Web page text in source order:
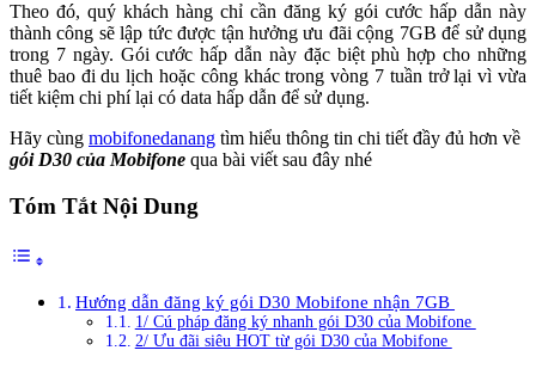
Theo đó, quý khách hàng chỉ cần đăng ký gói cước hấp dẫn này
thành công sẽ lập tức được tận hưởng ưu đãi cộng 7GB để sử dụng
trong 7 ngày. Gói cước hấp dẫn này đặc biệt phù hợp cho những
thuê bao đi du lịch hoặc công khác trong vòng 7 tuần trở lại vì vừa
tiết kiệm chi phí lại có data hấp dẫn để sử dụng.
Hãy cùng mobifonedanang tìm hiểu thông tin chi tiết đầy đủ hơn về
gói D30 của Mobifone qua bài viết sau đây nhé
Tóm Tắt Nội Dung
Hướng dẫn đăng ký gói D30 Mobifone nhận 7GB
1/ Cú pháp đăng ký nhanh gói D30 của Mobifone
2/ Ưu đãi siêu HOT từ gói D30 của Mobifone